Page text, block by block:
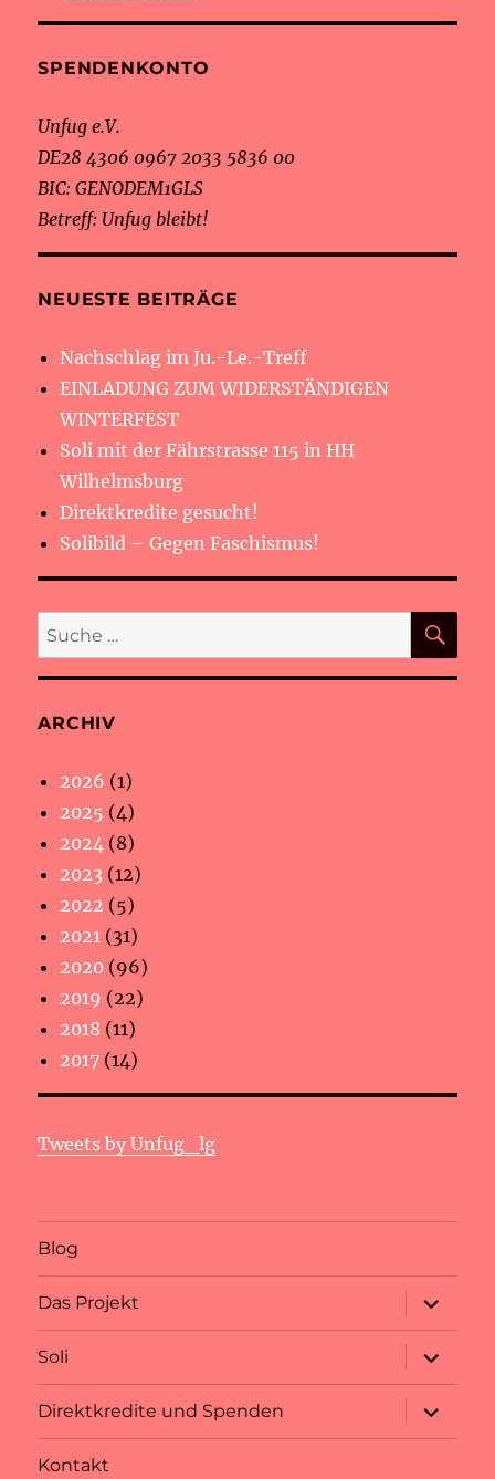
SPENDENKONTO
Unfug e.V.
DE28 4306 0967 2033 5836 00
BIC: GENODEM1GLS
Betreff: Unfug bleibt!
NEUESTE BEITRÄGE
Nachschlag im Ju.-Le.-Treff
EINLADUNG ZUM WIDERSTÄNDIGEN
WINTERFEST
Soli mit der Fährstrasse 115 in HH
Wilhelmsburg
Direktkredite gesucht!
Solibild – Gegen Faschismus!
Suche
nach:
ARCHIV
2026 (1)
2025 (4)
2024 (8)
2023 (12)
2022 (5)
2021 (31)
2020 (96)
2019 (22)
2018 (11)
2017 (14)
Tweets by Unfug_lg
Blog
Das Projekt
anzeigen
Soli
anzeigen
Direktkredite und Spenden
anzeigen
Kontakt